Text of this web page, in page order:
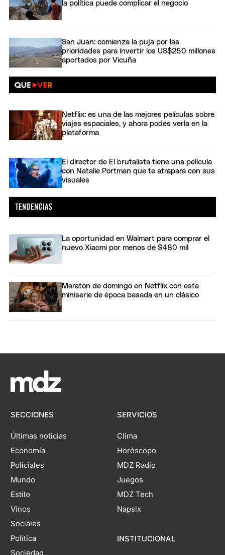
la política puede complicar el negocio
San Juan: comienza la puja por las
prioridades para invertir los US$250 millones
aportados por Vicuña
Netflix: es una de las mejores películas sobre
viajes espaciales, y ahora podés verla en la
plataforma
El director de El brutalista tiene una película
con Natalie Portman que te atrapará con sus
visuales
La oportunidad en Walmart para comprar el
nuevo Xiaomi por menos de $480 mil
Maratón de domingo en Netflix con esta
miniserie de época basada en un clásico
SECCIONES
Últimas noticias
Economía
Policiales
Mundo
Estilo
Vinos
Sociales
Política
Sociedad
SERVICIOS
Clima
Horóscopo
MDZ Radio
Juegos
MDZ Tech
Napsix
INSTITUCIONAL